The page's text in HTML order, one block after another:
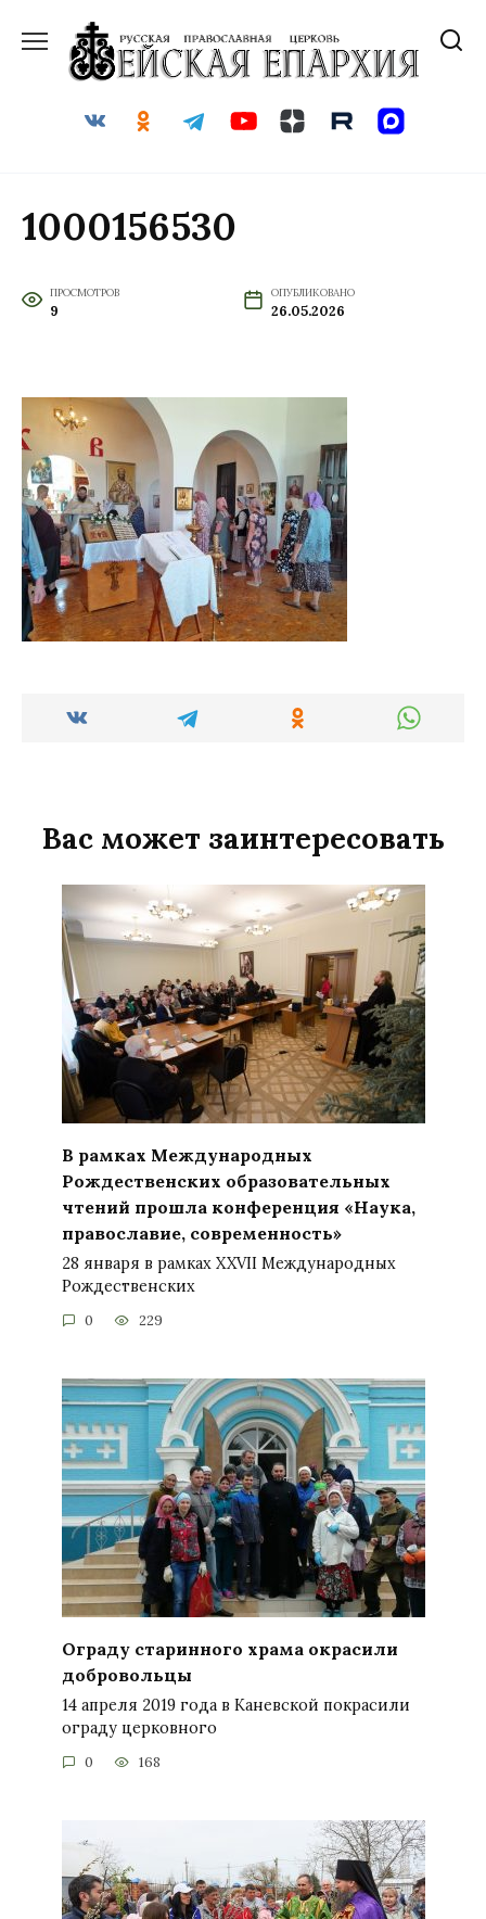
содержанию
1000156530
ПРОСМОТРОВ
9
ОПУБЛИКОВАНО
26.05.2026
Вас может заинтересовать
В рамках Международных
Рождественских образовательных
чтений прошла конференция «Наука,
православие, современность»
28 января в рамках XXVII Международных
Рождественских
0 229
Ограду старинного храма окрасили
добровольцы
14 апреля 2019 года в Каневской покрасили
ограду церковного
0 168